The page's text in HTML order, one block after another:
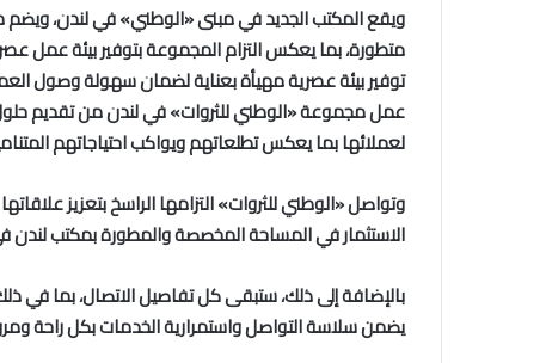
ويقع المكتب الجديد في مبنى «الوطني» في لندن، ويضم
متطورة، بما يعكس التزام المجموعة بتوفير بيئة عمل
توفير بيئة عصرية مهيأة بعناية لضمان سهولة وصول
عمل مجموعة «الوطني للثروات» في لندن من تقديم
لعملائها بما يعكس تطلعاتهم ويواكب احتياجاتهم
وتواصل «الوطني للثروات» التزامها الراسخ بتعزيز
الاستثمار في المساحة المخصصة والمطورة بمكتب لندن
بالإضافة إلى ذلك، ستبقى كل تفاصيل الاتصال، بما في ذلك
يضمن سلاسة التواصل واستمرارية الخدمات بكل راحة